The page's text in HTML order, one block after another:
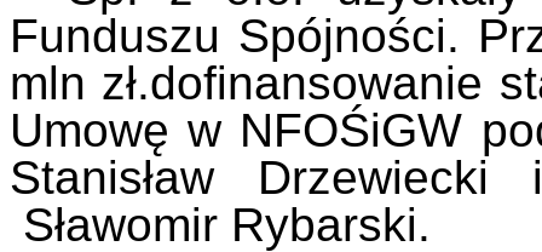
Funduszu Spójności.
mln zł.dofinansowanie
Umowę w NFOŚiGW
Stanisław
Sławomir Rybarski.